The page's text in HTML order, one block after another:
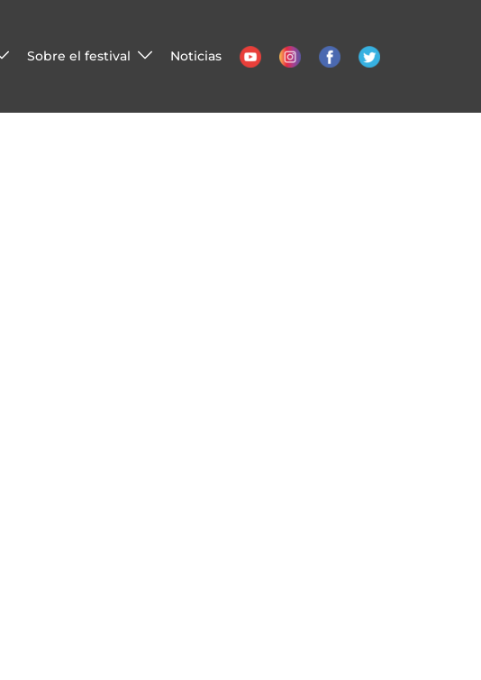
Sobre el festival Noticias